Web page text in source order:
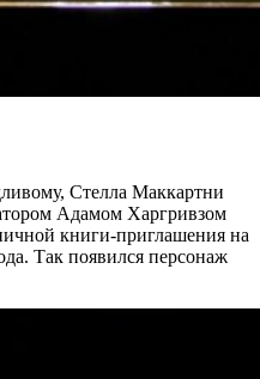
Стелла Маккартни
Адамом Харгривзом
книги-приглашения на
Так появился персонаж